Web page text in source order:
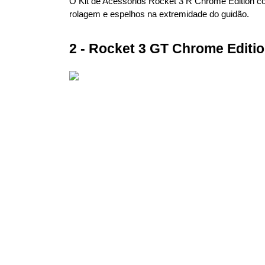
rolagem e espelhos na extremidade do guidão.
2 - Rocket 3 GT Chrome